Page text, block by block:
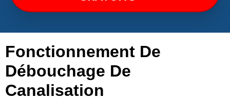
Fonctionnement De
Débouchage De
Canalisation